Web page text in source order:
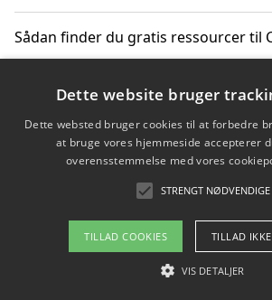
Sådan finder du gratis ressourcer til
Hvordan gadgets til hjemmet kan
Copyright 2026 - Pilanto
Om / kontakt
Blog
Dette website bruger
Dette websted bruger cookies til at forbedre
at bruge vores hjemmeside accepterer
overensstemmelse med vores
STRENGT NØDVENDIGE
TILLAD COOKIES TILLAD
VIS DETALJER